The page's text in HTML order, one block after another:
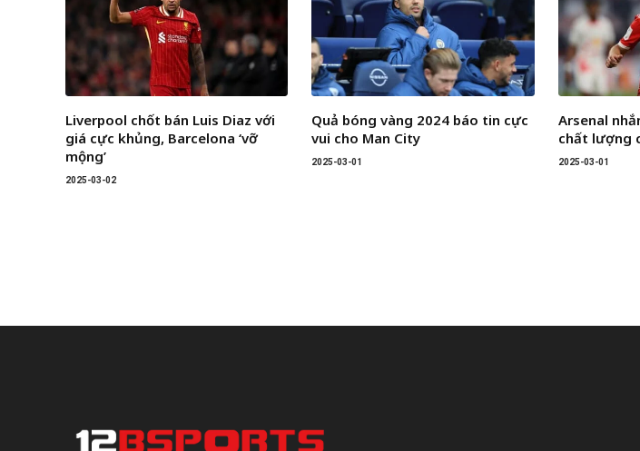
Liverpool chốt bán Luis Diaz với
giá cực khủng, Barcelona ‘vỡ
mộng’
2025-03-02
Quả bóng vàng 2024 báo tin cực
vui cho Man City
2025-03-01
Arsenal
chất lượng
2025-03-01